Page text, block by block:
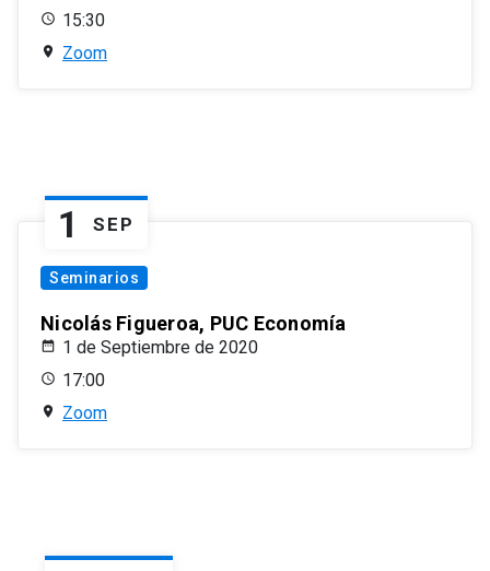
15:30
Zoom
1 SEP
Seminarios
Nicolás Figueroa, PUC Economía
1 de Septiembre de 2020
17:00
Zoom